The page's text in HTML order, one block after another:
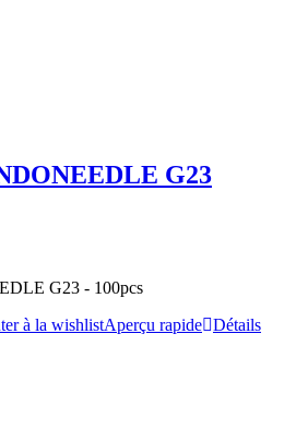
G23
G23 - 100pcs
à la wishlistAperçu rapide Détails